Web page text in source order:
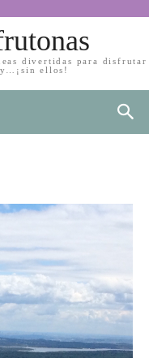
divertidas para disfrutar
y…¡sin ellos!